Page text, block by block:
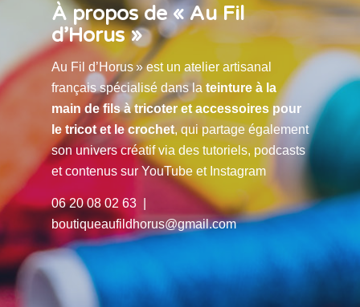
À propos de « Au Fil
d’Horus »
Au Fil d’Horus » est un atelier artisanal
français spécialisé dans la teinture à la
main de fils à tricoter et accessoires pour
le tricot et le crochet, qui partage également
son univers créatif via des tutoriels, podcasts
et contenus sur YouTube et Instagram
06 20 08 02 63 |
boutiqueaufildhorus@gmail.com